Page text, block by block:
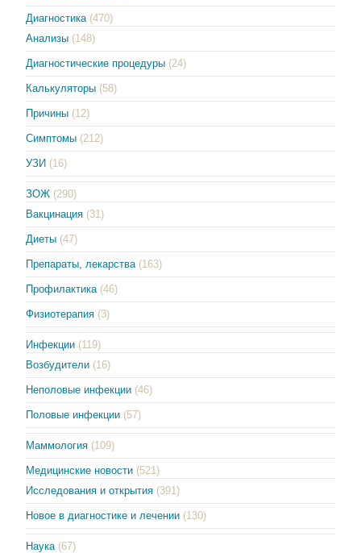
Диагностика (470)
Анализы (148)
Диагностические процедуры (24)
Калькуляторы (58)
Причины (12)
Симптомы (212)
УЗИ (16)
ЗОЖ (290)
Вакцинация (31)
Диеты (47)
Препараты, лекарства (163)
Профилактика (46)
Физиотерапия (3)
Инфекции (119)
Возбудители (16)
Неполовые инфекции (46)
Половые инфекции (57)
Маммология (109)
Медицинские новости (521)
Исследования и открытия (391)
Новое в диагностике и лечении (130)
Наука (67)